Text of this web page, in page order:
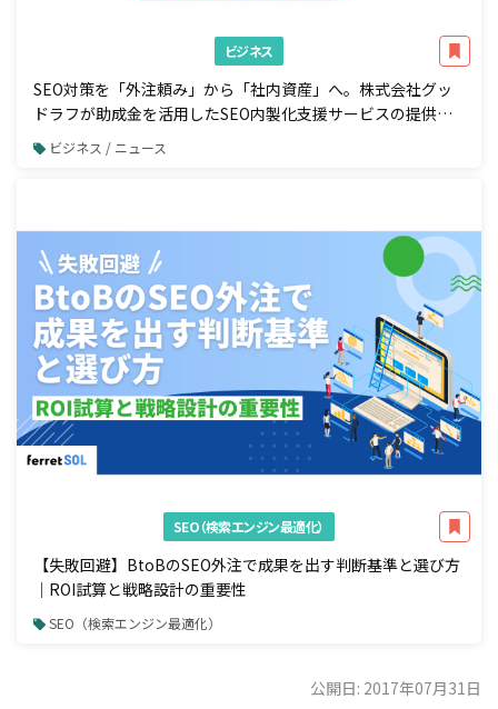
ビジネス
SEO対策を「外注頼み」から「社内資産」へ。株式会社グッ
ドラフが助成金を活用したSEO内製化支援サービスの提供を
開始ビジネス / ニュース
SEO（検索エンジン最適化）
【失敗回避】BtoBのSEO外注で成果を出す判断基準と選び方
｜ROI試算と戦略設計の重要性
SEO（検索エンジン最適化）
公開日: 2017年07月31日